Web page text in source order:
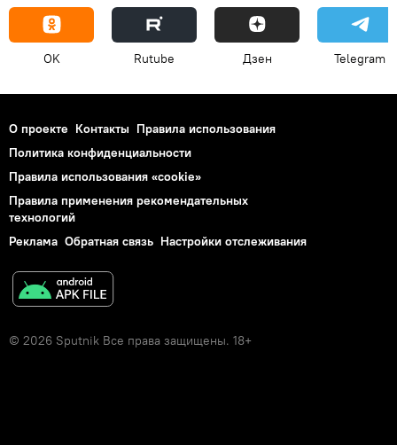
OK Rutube Дзен Telegram
О проекте Контакты Правила использования
Политика конфиденциальности
Правила использования «cookie»
Правила применения рекомендательных
технологий
Реклама Обратная связь Настройки отслеживания
© 2026 Sputnik Все права защищены. 18+